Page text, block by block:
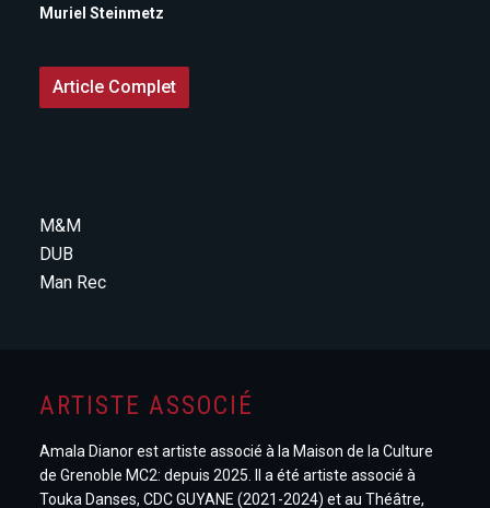
Muriel Steinmetz
Article Complet
M&M
DUB
Man Rec
ARTISTE ASSOCIÉ
Amala Dianor est artiste associé à la Maison de la Culture
de Grenoble MC2: depuis 2025. Il a été artiste associé à
Touka Danses, CDC GUYANE (2021-2024) et au Théâtre,